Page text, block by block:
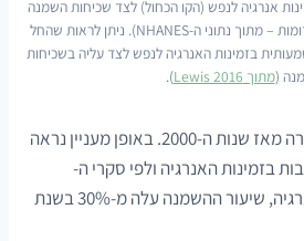
לאורך המאה ה-20 בזמינות אנרגיה לנפש (הקו הכחול) לצד שכיחות השמנה
בארצות הברית (העמודות האדומות – מתוך נתוני ה-NHANES). ניתן לראות שהחל
בזמינות האנרגיה לנפש לצד עליה בשכיחות
(מתוך Lewis 2016 ).
במאמר הנוכחי בחנו מה קרה מאז שנות ה-2000. באופן מעניין נראה
בזמינות האנרגיה ולפי סקרי ה-
NHANES גם בצריכת האנרגיה, שיעור ההשמנה עלה מ-30% בשנת